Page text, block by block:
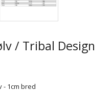
/ Tribal Design
- 1cm bred